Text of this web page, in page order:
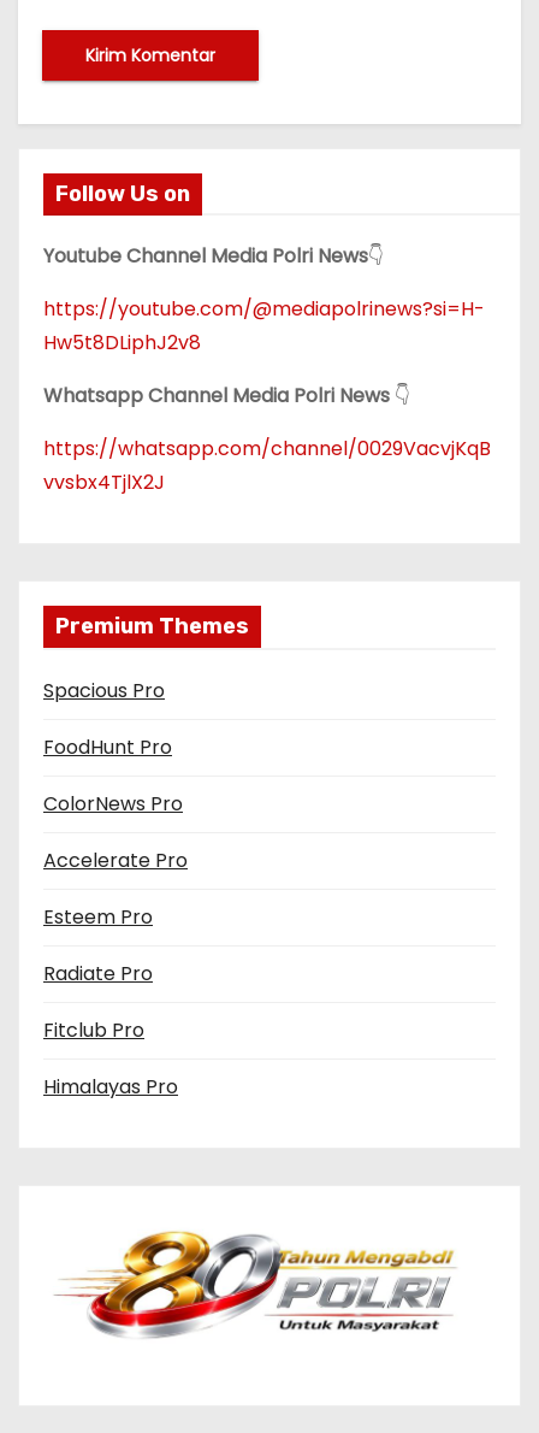
Follow Us on
Youtube Channel Media Polri News👇
https://youtube.com/@mediapolrinews?si=H-
Hw5t8DLiphJ2v8
Whatsapp Channel Media Polri News 👇
https://whatsapp.com/channel/0029VacvjKqB
vvsbx4TjlX2J
Premium Themes
Spacious Pro
FoodHunt Pro
ColorNews Pro
Accelerate Pro
Esteem Pro
Radiate Pro
Fitclub Pro
Himalayas Pro